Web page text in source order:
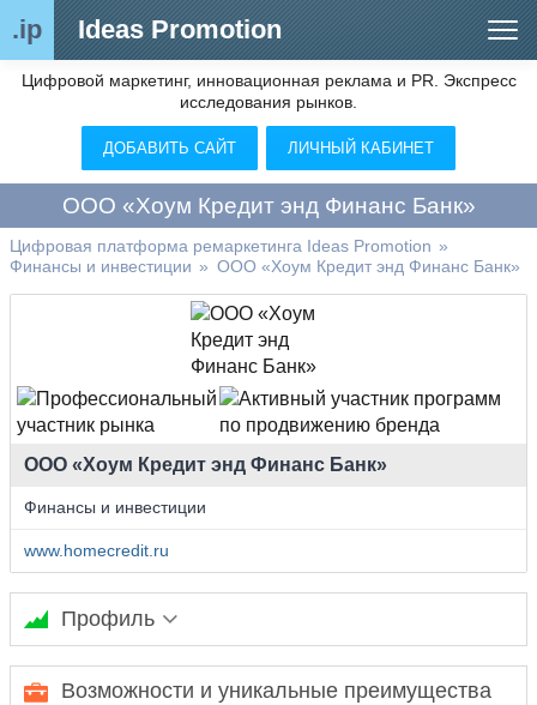
.ip Ideas Promotion
Сегменты рынка
Цифровой ремаркетинг (анализ рынка)
Видео
О нас
Цифровой маркетинг, инновационная реклама и PR. Экспресс
исследования рынков.
ДОБАВИТЬ САЙТ ЛИЧНЫЙ КАБИНЕТ
ООО «Хоум Кредит энд Финанс Банк»
Цифровая платформа ремаркетинга Ideas Promotion »
Финансы и инвестиции » ООО «Хоум Кредит энд Финанс Банк»
ООО «Хоум Кредит энд Финанс Банк»
Финансы и инвестиции
www.homecredit.ru
Профиль
ООО "ХКФ Банк"
Возможности и уникальные преимущества